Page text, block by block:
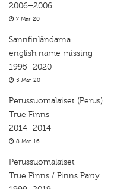
2006–2006
7 Mar 20
Sannfinländarna
english name missing
1995–2020
5 Mar 20
Perussuomalaiset (Perus)
True Finns
2014–2014
8 Mar 16
Perussuomalaiset
True Finns / Finns Party